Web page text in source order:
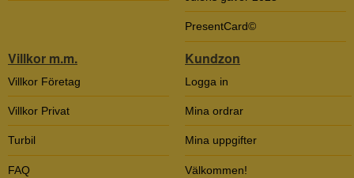
PresentCard©
Villkor m.m.
Villkor Företag
Villkor Privat
Turbil
FAQ
Kundzon
Logga in
Mina ordrar
Mina uppgifter
Välkommen!